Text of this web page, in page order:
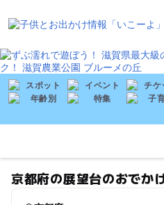
京都府の展望台のおでか